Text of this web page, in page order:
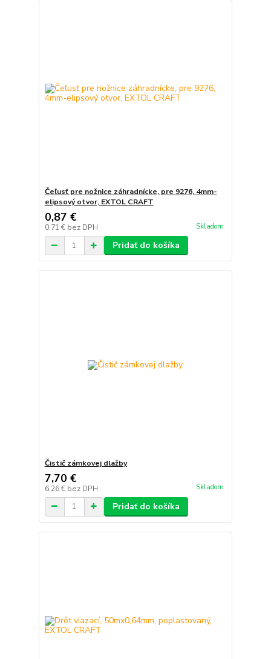
Čeľusť pre nožnice záhradnícke, pre 9276, 4mm-
elipsový otvor, EXTOL CRAFT
0,87 €
0,71 € bez DPH Skladom
Pridať do košíka
Čistič zámkovej dlažby
7,70 €
6,26 € bez DPH Skladom
Pridať do košíka